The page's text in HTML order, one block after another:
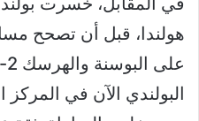
هولندا، قبل أن تصحح
البولندي الآن في المركز